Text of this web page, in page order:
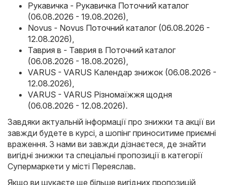
Рукавичка - Рукавичка Поточний каталог
(06.08.2026 - 19.08.2026),
Novus - Novus Поточний каталог (06.08.2026 -
12.08.2026),
Таврия в - Таврия в Поточний каталог
(06.08.2026 - 18.08.2026),
VARUS - VARUS Календар знижок (06.08.2026 -
12.08.2026),
VARUS - VARUS Різномаїжжя щодня
(06.08.2026 - 12.08.2026).
Завдяки актуальній інформації про знижки та акції ви
завжди будете в курсі, а шопінг приноситиме приємні
враження. З нами ви завжди дізнаєтеся, де знайти
вигідні знижки та спеціальні пропозиції в категорії
Супермаркети у місті Переяслав.
Якщо ви шукаєте ще більше вигідних пропозицій,